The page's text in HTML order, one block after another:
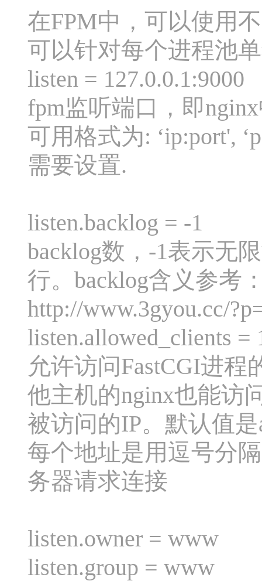
在FPM中，可以使用
可以针对每个进程池
listen = 127.0.0.1:9000
fpm监听端口，即
可用格式为: ‘ip:port',
需要设置.
listen.backlog = -1
backlog数，-1表示无
行。backlog含义参考
http://www.3gyou.cc/
listen.allowed_clients =
允许访问FastCGI进
他主机的nginx也能访
被访问的IP。默认值
每个地址是用逗号分
务器请求连接
listen.owner = www
listen.group = www